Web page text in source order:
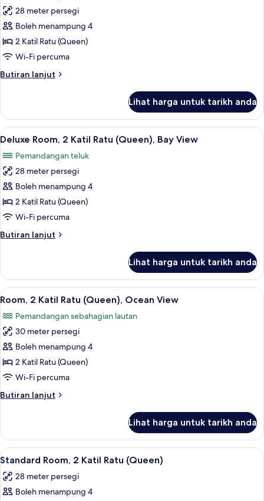
Ocean
(Sorrento)
untuk
Deluxe
Room,
2
Ratu
Bay
View
28 meter persegi
Boleh menampung 4
2 Katil Ratu (Queen)
Wi-Fi percuma
Butiran lanjut
Butiran
Room,
Katil
(Queen),
Balcony,
View
Lihat harga untuk tarikh anda
Lihat
semua
foto
untuk
Deluxe
Room,
2
Ratu
View
Peralatan tempat tidur premium, bar
2
Deluxe Room, 2 Katil Ratu (Queen), Bay View
Pemandangan teluk
28 meter persegi
Boleh menampung 4
2 Katil Ratu (Queen)
Wi-Fi percuma
Butiran lanjut
Butiran
Room,
Katil
(Queen),
Bay
Lihat harga untuk tarikh anda
Lihat
semua
foto
untuk
Room,
2
Katil
(Queen),
Room, 2 Katil Ratu (Queen), Ocean
2
Room, 2 Katil Ratu (Queen), Ocean View
Pemandangan sebahagian lautan
30 meter persegi
Boleh menampung 4
2 Katil Ratu (Queen)
Wi-Fi percuma
Butiran lanjut
Butiran
2
Katil
Ratu
Ocean
View
Lihat harga untuk tarikh anda
Lihat
semua
foto
untuk
Peralatan tempat tidur premium, bar
2
Standard Room, 2 Katil Ratu (Queen)
28 meter persegi
Boleh menampung 4